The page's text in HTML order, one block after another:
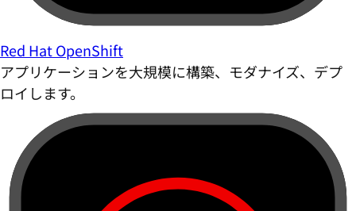
Red Hat OpenShift
アプリケーションを大規模に構築、モダナイズ、デプ
ロイします。